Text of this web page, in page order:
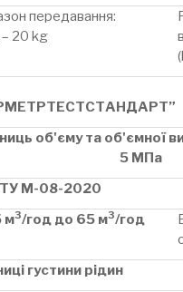
передавання:
– 20 kg
об'єму та об'ємної
5 МПа
М-08-2020
м3/год до 65 м3/год
густини рідин